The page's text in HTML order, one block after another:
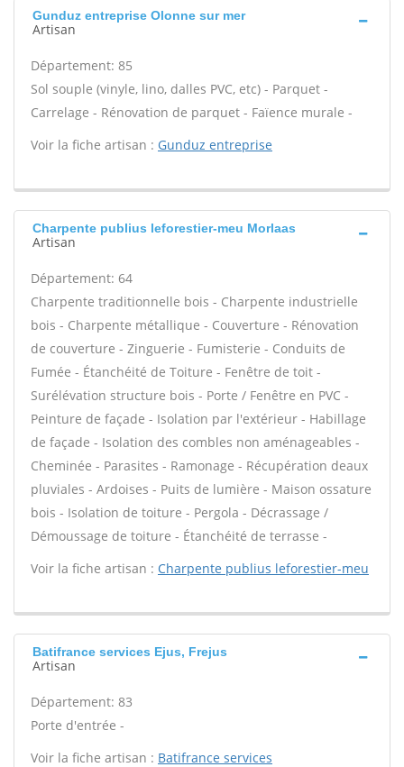
Gunduz entreprise Olonne sur mer
Artisan
Département: 85
Sol souple (vinyle, lino, dalles PVC, etc) - Parquet -
Carrelage - Rénovation de parquet - Faïence murale -
Voir la fiche artisan : Gunduz entreprise
Charpente publius leforestier-meu Morlaas
Artisan
Département: 64
Charpente traditionnelle bois - Charpente industrielle
bois - Charpente métallique - Couverture - Rénovation
de couverture - Zinguerie - Fumisterie - Conduits de
Fumée - Étanchéité de Toiture - Fenêtre de toit -
Surélévation structure bois - Porte / Fenêtre en PVC -
Peinture de façade - Isolation par l'extérieur - Habillage
de façade - Isolation des combles non aménageables -
Cheminée - Parasites - Ramonage - Récupération deaux
pluviales - Ardoises - Puits de lumière - Maison ossature
bois - Isolation de toiture - Pergola - Décrassage /
Démoussage de toiture - Étanchéité de terrasse -
Voir la fiche artisan : Charpente publius leforestier-meu
Batifrance services Ejus, Frejus
Artisan
Département: 83
Porte d'entrée -
Voir la fiche artisan : Batifrance services